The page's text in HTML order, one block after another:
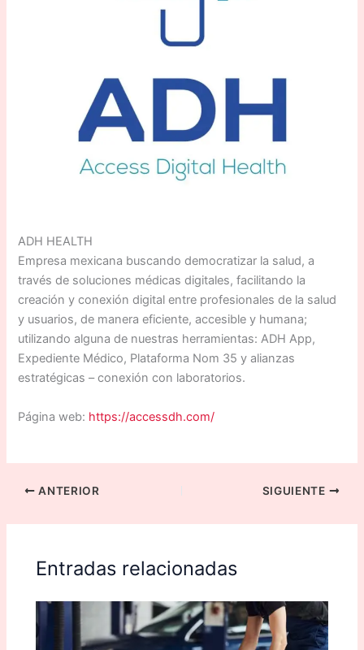
ADH HEALTH
Empresa mexicana buscando democratizar la salud, a
través de soluciones médicas digitales, facilitando la
creación y conexión digital entre profesionales de la salud
y usuarios, de manera eficiente, accesible y humana;
utilizando alguna de nuestras herramientas: ADH App,
Expediente Médico, Plataforma Nom 35 y alianzas
estratégicas – conexión con laboratorios.
Página web: https://accessdh.com/
ANTERIOR SIGUIENTE
Entradas relacionadas